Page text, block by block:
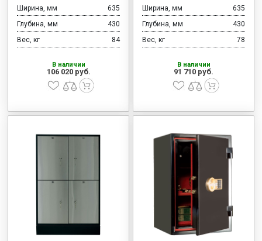
Ширина, мм
635
Глубина, мм
430
Вес, кг
84
В наличии
106 020 руб.
Ширина, мм
635
Глубина, мм
430
Вес, кг
78
В наличии
91 710 руб.